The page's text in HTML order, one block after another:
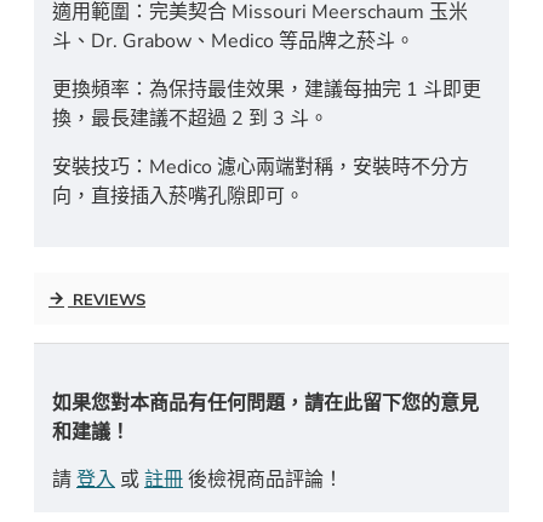
適用範圍：完美契合 Missouri Meerschaum 玉米
斗、Dr. Grabow、Medico 等品牌之菸斗。
更換頻率：為保持最佳效果，建議每抽完 1 斗即更
換，最長建議不超過 2 到 3 斗。
安裝技巧：Medico 濾心兩端對稱，安裝時不分方
向，直接插入菸嘴孔隙即可。
REVIEWS
如果您對本商品有任何問題，請在此留下您的意見
和建議！
請登入 或註冊後檢視商品評論！